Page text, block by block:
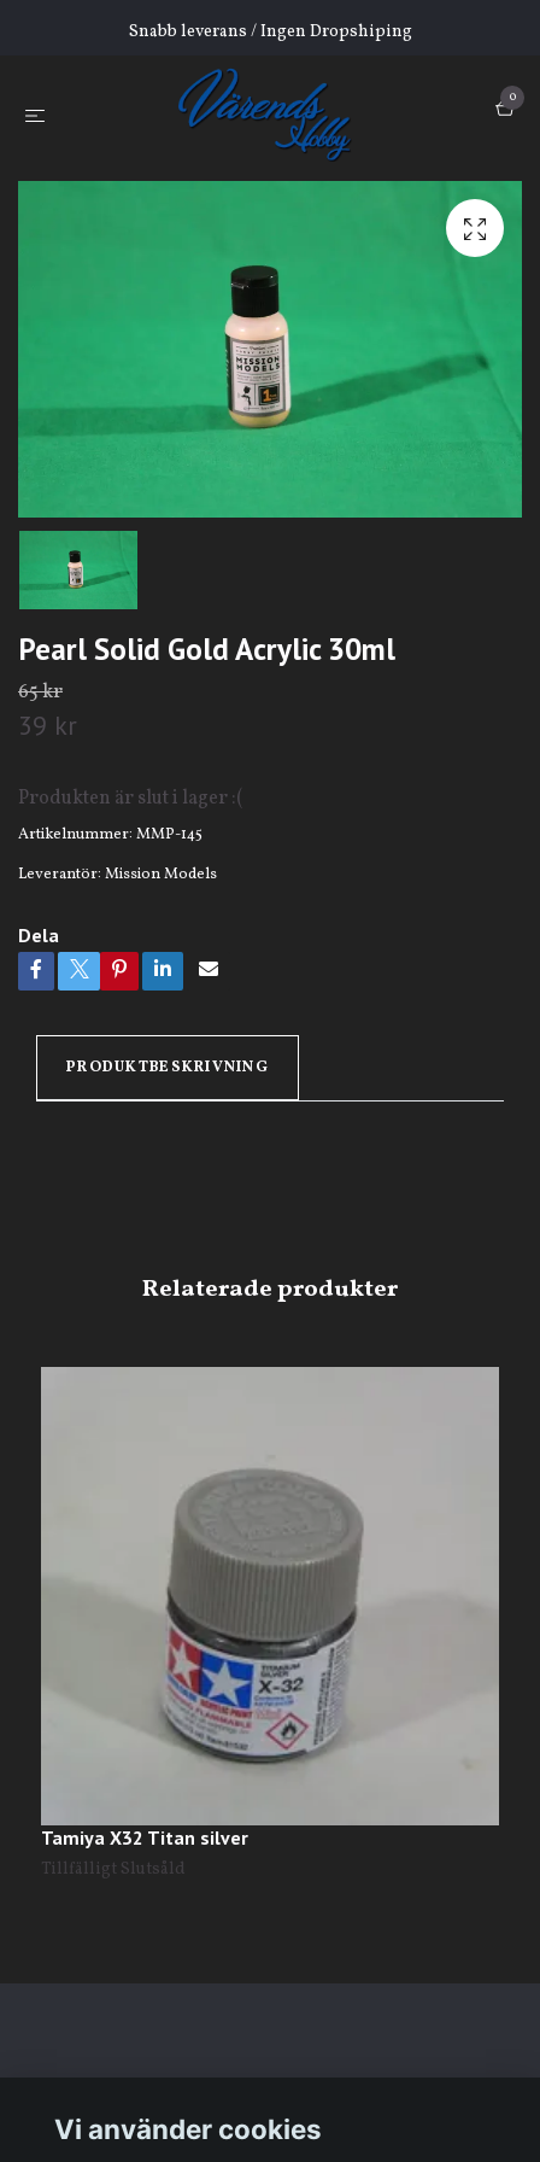
Snabb leverans / Ingen Dropshiping
0
Pearl Solid Gold Acrylic 30ml
65 kr
39 kr
Produkten är slut i lager :(
Artikelnummer: MMP-145
Leverantör: Mission Models
Dela
PRODUKTBESKRIVNING
Tamiya X32 Titan silver
Tillfälligt Slutsåld
Vi använder cookies